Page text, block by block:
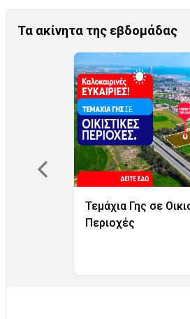
Τα ακίνητα της εβδομάδας
Τεμάχια Γης σε
Περιοχές